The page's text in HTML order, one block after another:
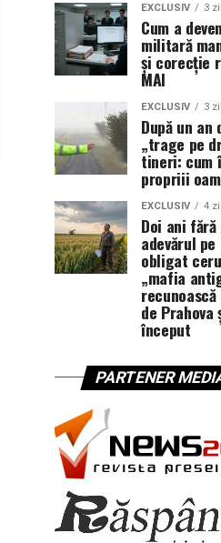
EXCLUSIV 3
Cum a
militară
și corecție
MAI
EXCLUSIV 3
După un an
„trage pe
tineri: cum
propriii
EXCLUSIV 4
Doi ani
adevărul
obligat
„mafia
de
început
PARTENER